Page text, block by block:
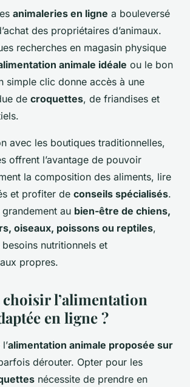
animaleries en ligne a bouleversé
des propriétaires d’animaux.
recherches en magasin physique
animale idéale ou le bon
simple clic donne accès à une
de croquettes, de friandises et
avec les boutiques traditionnelles,
offrent l’avantage de pouvoir
la composition des aliments, lire
et profiter de conseils spécialisés.
au bien-être de chiens,
oiseaux, poissons ou reptiles,
nutritionnels et
propres.
l’alimentation
en ligne ?
alimentation animale proposée sur
dérouter. Opter pour les
nécessite de prendre en